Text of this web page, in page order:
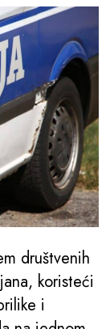
društvenih
koristeći
i